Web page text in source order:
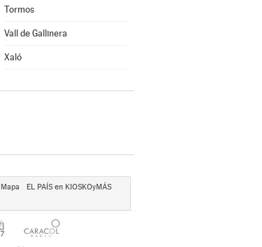
Tormos
Vall de Gallinera
Xaló
Mapa
EL PAÍS en KIOSKOyMÁS